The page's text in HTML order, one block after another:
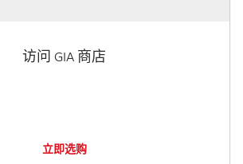
访问 GIA 商店
立即选购